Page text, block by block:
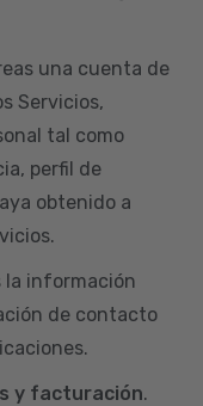
una cuenta de
Servicios,
tal como
perfil de
obtenido a
la información
de contacto
y facturación.